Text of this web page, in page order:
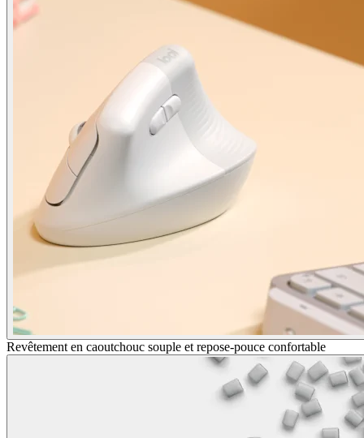
Revêtement en caoutchouc souple et repose-pouce confortable